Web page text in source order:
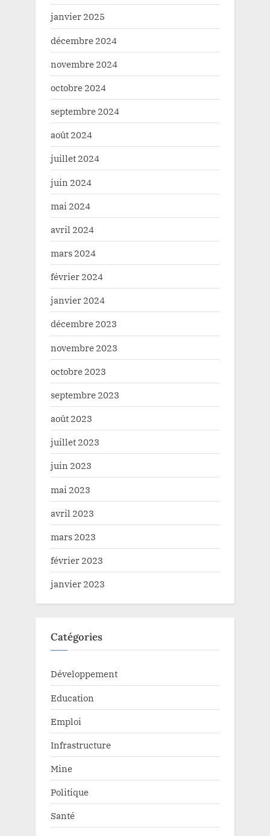
janvier 2025
décembre 2024
novembre 2024
octobre 2024
septembre 2024
août 2024
juillet 2024
juin 2024
mai 2024
avril 2024
mars 2024
février 2024
janvier 2024
décembre 2023
novembre 2023
octobre 2023
septembre 2023
août 2023
juillet 2023
juin 2023
mai 2023
avril 2023
mars 2023
février 2023
janvier 2023
Catégories
Développement
Education
Emploi
Infrastructure
Mine
Politique
Santé